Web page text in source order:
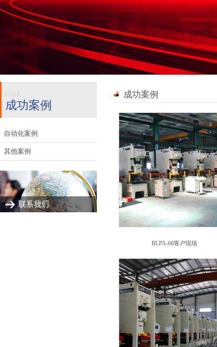
CASE
成功案例
自动化案例
其他案例
成功案例
BLPA-60客户现场